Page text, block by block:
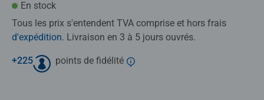
En stock
Tous les prix s'entendent TVA comprise et hors frais
d'expédition. Livraison en 3 à 5 jours ouvrés.
+225 points de fidélité